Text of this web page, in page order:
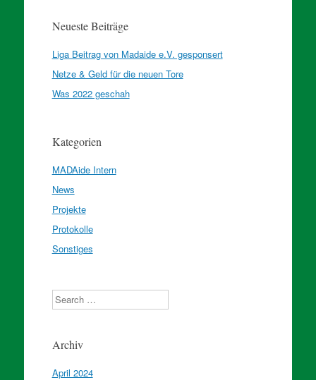
Neueste Beiträge
Liga Beitrag von Madaide e.V. gesponsert
Netze & Geld für die neuen Tore
Was 2022 geschah
Kategorien
MADAide Intern
News
Projekte
Protokolle
Sonstiges
Search
Archiv
April 2024